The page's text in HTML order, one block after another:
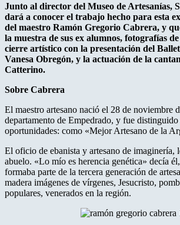
Junto al director del Museo de Artesanías,
dará a conocer el trabajo hecho para esta
del maestro Ramón Gregorio Cabrera, y
la muestra de sus ex alumnos, fotografías
cierre artístico con la presentación del
Vanesa Obregón, y la actuación de la
Catterino.
Sobre Cabrera
El maestro artesano nació el 28 de noviembre
departamento de Empedrado, y fue distinguido
oportunidades: como «Mejor Artesano de la
El oficio de ebanista y artesano de imaginería,
abuelo. «Lo mío es herencia genética» decía
formaba parte de la tercera generación de
madera imágenes de vírgenes, Jesucristo,
populares, venerados en la región.